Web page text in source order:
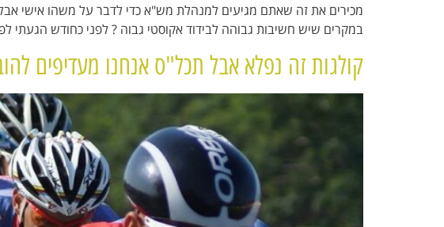
מכירים את זה שאתם מגיעים למנהלת מש"א כדי לדבר על משהו אישי
במקרים שיש חשיבות גבוהה לבידוד אקוסטי גבוה ? לפני כחודש
קולגות זה נפלא אבל תכל"ס אנחנו מעדיפים